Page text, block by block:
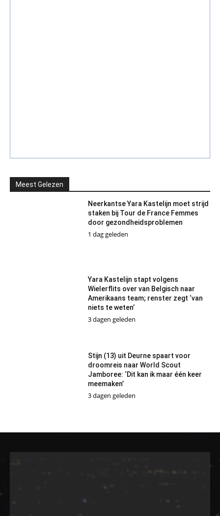
Meest Gelezen
Neerkantse Yara Kastelijn moet strijd
staken bij Tour de France Femmes
door gezondheidsproblemen
1 dag geleden
Yara Kastelijn stapt volgens
Wielerflits over van Belgisch naar
Amerikaans team; renster zegt ‘van
niets te weten’
3 dagen geleden
Stijn (13) uit Deurne spaart voor
droomreis naar World Scout
Jamboree: ‘Dit kan ik maar één keer
meemaken’
3 dagen geleden